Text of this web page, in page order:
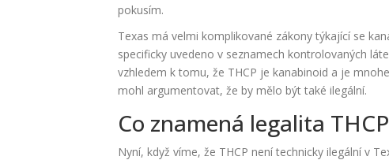
pokusím.
Texas má velmi komplikované zákony týkající se
specificky uvedeno v seznamech kontrolovaných
vzhledem k tomu, že THCP je kanabinoid a je
mohl argumentovat, že by mělo být také ilegální.
Co znamená legalita
Nyní, když víme, že THCP není technicky ilegální v